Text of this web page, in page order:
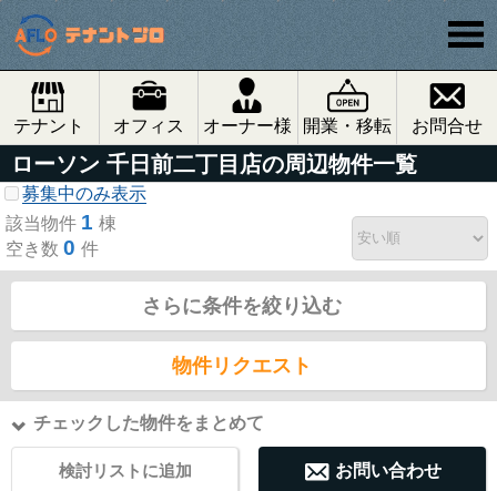
テナント オフィス オーナー様 開業・移転 お問合せ
ローソン 千日前二丁目店の周辺物件一覧
募集中のみ表示
該当物件 1 棟
空き数 0 件
さらに条件を絞り込む
物件リクエスト
チェックした物件をまとめて
検討リストに追加 お問い合わせ